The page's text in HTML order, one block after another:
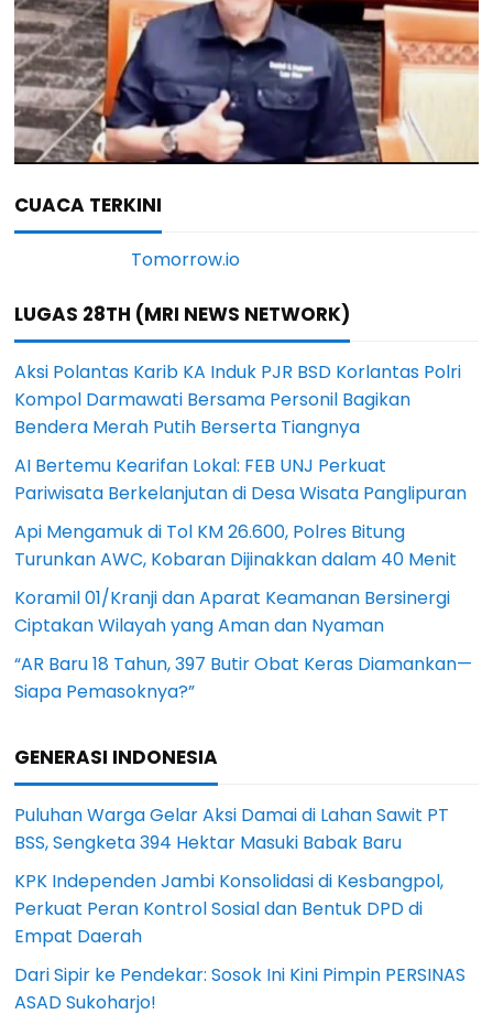
CUACA TERKINI
LUGAS 28TH (MRI NEWS NETWORK)
Aksi Polantas Karib KA Induk PJR BSD Korlantas Polri
Kompol Darmawati Bersama Personil Bagikan
Bendera Merah Putih Berserta Tiangnya
AI Bertemu Kearifan Lokal: FEB UNJ Perkuat
Pariwisata Berkelanjutan di Desa Wisata Panglipuran
Api Mengamuk di Tol KM 26.600, Polres Bitung
Turunkan AWC, Kobaran Dijinakkan dalam 40 Menit
Koramil 01/Kranji dan Aparat Keamanan Bersinergi
Ciptakan Wilayah yang Aman dan Nyaman
“AR Baru 18 Tahun, 397 Butir Obat Keras Diamankan—
Siapa Pemasoknya?”
GENERASI INDONESIA
Puluhan Warga Gelar Aksi Damai di Lahan Sawit PT
BSS, Sengketa 394 Hektar Masuki Babak Baru
KPK Independen Jambi Konsolidasi di Kesbangpol,
Perkuat Peran Kontrol Sosial dan Bentuk DPD di
Empat Daerah
Dari Sipir ke Pendekar: Sosok Ini Kini Pimpin PERSINAS
ASAD Sukoharjo!